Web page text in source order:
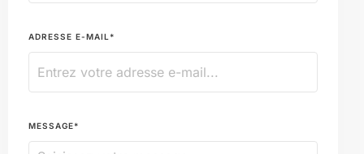
ADRESSE E-MAIL*
MESSAGE*